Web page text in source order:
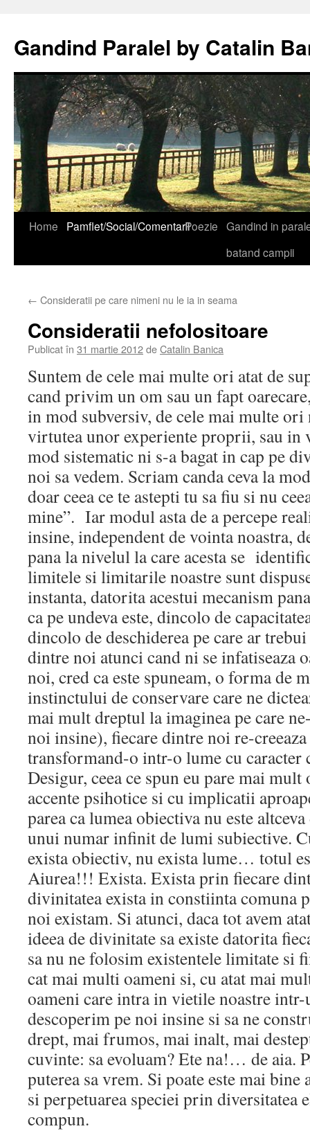
Gandind Paralel by Catalin
Sari
Home Pamflet/Social/ComentariiPoezie Gandind in
batand campii
← Consideratii pe care nimeni nu le ia in seama
Consideratii nefolositoare
Publicat în 31 martie 2012deCatalin Banica
Suntem de cele mai multe ori atat de
cand privim un om sau un fapt
in mod subversiv, de cele mai multe
virtutea unor experiente proprii, sau in
mod sistematic ni s-a bagat in cap pe
noi sa vedem. Scriam canda ceva la
doar ceea ce te astepti tu sa fiu si nu
mine”. Iar modul asta de a percepe
insine, independent de vointa noastra,
pana la nivelul la care acesta se
limitele si limitarile noastre sunt
instanta, datorita acestui mecanism
ca pe undeva este, dincolo de
dincolo de deschiderea pe care ar
dintre noi atunci cand ni se infatiseaza
noi, cred ca este spuneam, o forma de
instinctului de conservare care ne
mai mult dreptul la imaginea pe care
noi insine), fiecare dintre noi re-
transformand-o intr-o lume cu
Desigur, ceea ce spun eu pare mai mult
accente psihotice si cu implicatii
parea ca lumea obiectiva nu este
unui numar infinit de lumi subiective.
exista obiectiv, nu exista lume… totul
Aiurea!!! Exista. Exista prin fiecare
divinitatea exista in constiinta comuna
noi existam. Si atunci, daca tot avem
ideea de divinitate sa existe datorita
sa nu ne folosim existentele limitate si
cat mai multi oameni si, cu atat mai
oameni care intra in vietile noastre
descoperim pe noi insine si sa ne
drept, mai frumos, mai inalt, mai
cuvinte: sa evoluam? Ete na!… de aia.
puterea sa vrem. Si poate este mai bine
si perpetuarea speciei prin diversitatea
compun.